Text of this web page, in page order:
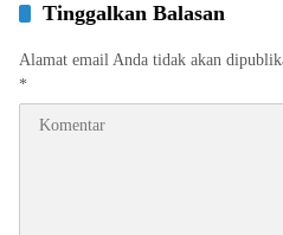
Tinggalkan Balasan
Alamat email Anda tidak akan
*